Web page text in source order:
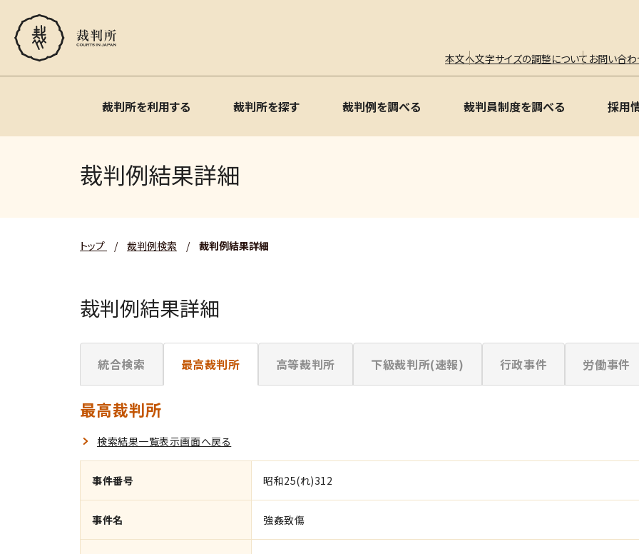
本文へ文字サイズの調整について お問い合
裁判所を利用する 裁判所を探す 裁判例を調べる 裁判員制度を調べる 採用
裁判例結果詳細
トップ / 裁判例検索 / 裁判例結果詳細
裁判例結果詳細
統合検索 最高裁判所 高等裁判所 下級裁判所(速報) 行政事件 労働事件
最高裁判所
検索結果一覧表示画面へ戻る
事件番号 昭和25(れ)312
事件名 強姦致傷